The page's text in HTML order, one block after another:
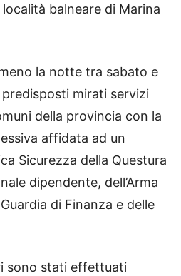
balneare di Marina
la notte tra sabato e
mirati servizi
della provincia con la
affidata ad un
Sicurezza della Questura
dipendente, dell’Arma
di Finanza e delle
sono stati effettuati